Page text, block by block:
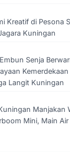
Kreatif di Pesona
Kuningan
Senja
Langit Kuningan
Manjakan
Mini, Main